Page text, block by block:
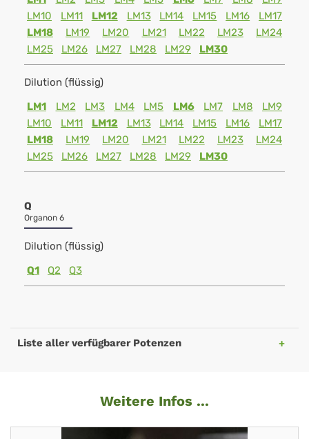
LM10
LM11 LM12 LM13 LM14 LM15 LM16
LM17
LM18
LM19 LM20 LM21 LM22 LM23
LM24
LM25
LM26 LM27 LM28 LM29 LM30
Dilution (flüssig)
LM1
LM2 LM3 LM4 LM5 LM6 LM7 LM8
LM9
LM10
LM11 LM12 LM13 LM14 LM15 LM16
LM17
LM18
LM19 LM20 LM21 LM22 LM23
LM24
LM25
LM26 LM27 LM28 LM29 LM30
Q
Organon 6
Dilution (flüssig)
Q1
Q2 Q3
Liste aller verfügbarer Potenzen
Weitere Infos ...